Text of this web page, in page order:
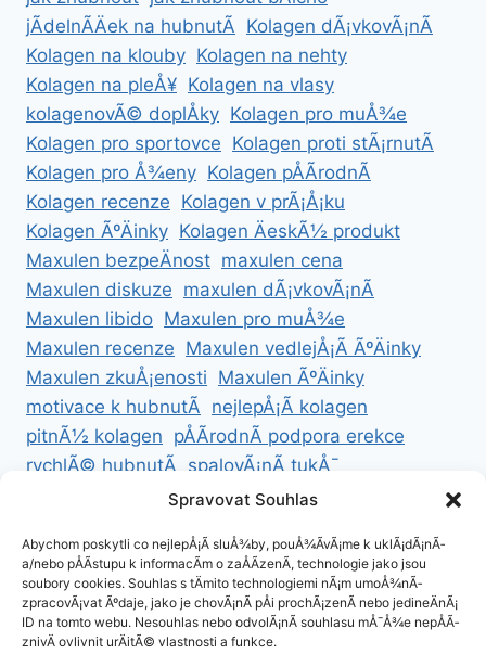
jÃ­delnÃ­Äek na hubnutÃ­ Kolagen dÃ¡vkovÃ¡nÃ­
Kolagen na klouby Kolagen na nehty
Kolagen na pleÅ¥ Kolagen na vlasy
kolagenovÃ© doplÅky Kolagen pro muÅ¾e
Kolagen pro sportovce Kolagen proti stÃ¡rnutÃ­
Kolagen pro Å¾eny Kolagen pÅÃ­rodnÃ­
Kolagen recenze Kolagen v prÃ¡Å¡ku
Kolagen ÃºÄinky Kolagen ÄeskÃ½ produkt
Maxulen bezpeÄnost maxulen cena
Maxulen diskuze maxulen dÃ¡vkovÃ¡nÃ­
Maxulen libido Maxulen pro muÅ¾e
Maxulen recenze Maxulen vedlejÅ¡Ã­ ÃºÄinky
Maxulen zkuÅ¡enosti Maxulen ÃºÄinky
motivace k hubnutÃ­ nejlepÅ¡Ã­ kolagen
pitnÃ½ kolagen pÅÃ­rodnÃ­ podpora erekce
rychlÃ© hubnutÃ­ spalovÃ¡nÃ­ tukÅ¯
ZdravÃ© hubnutÃ­ ZdravÃ© recepty na hubnutÃ­
ZÃ¡sady cookies (EU)
Spravovat Souhlas
Abychom poskytli co nejlepÅ¡Ã­ sluÅ¾by, pouÅ¾Ã­vÃ¡me k uklÃ¡dÃ¡nÃ­
a/nebo pÅÃ­stupu k informacÃ­m o zaÅÃ­zenÃ­, technologie jako jsou
soubory cookies. Souhlas s tÄmito technologiemi nÃ¡m umoÅ¾nÃ­
zpracovÃ¡vat Ãºdaje, jako je chovÃ¡nÃ­ pÅi prochÃ¡zenÃ­ nebo jedineÄnÃ¡
ID na tomto webu. Nesouhlas nebo odvolÃ¡nÃ­ souhlasu mÅ¯Å¾e nepÅÃ­
znivÄ ovlivnit urÄitÃ© vlastnosti a funkce.